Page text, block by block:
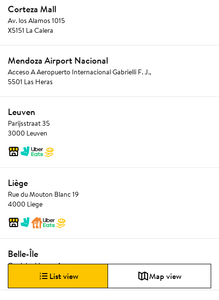
Corteza Mall
Av. los Alamos 1015
X5151 La Calera
Mendoza Airport Nacional
Acceso A Aeropuerto Internacional Gabrielli F. J.,
5501 Las Heras
Leuven
Parijsstraat 35
3000 Leuven
Liège
Rue du Mouton Blanc 19
4000 Liege
Belle-Île
Quai des Vennes 1
4020 Liège
List view Map view